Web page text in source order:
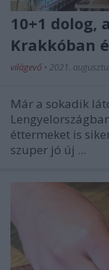
10+1
Krakkóban
világevő • 2021.
Már a sokadik
éttermeket is
szuper jó új ...